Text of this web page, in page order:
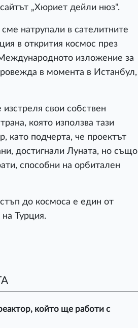
„Хюриет дейли нюз".
натрупали в сателитните
в открития космос през
изложение за
в момента в Истанбул,
свои собствен
която използва тази
като подчерта, че проектът
достигнали Луната, но също
способни на орбитален
до космоса е един от
Турция.
който ще работи с